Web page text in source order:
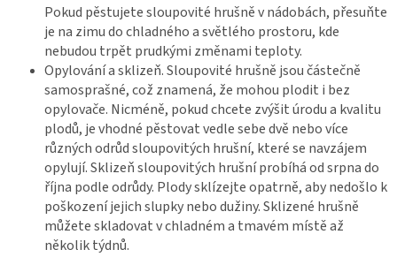
Pokud pěstujete sloupovité hrušně v nádobách, přesuňte
je na zimu do chladného a světlého prostoru, kde
nebudou trpět prudkými změnami teploty.
Opylování a sklizeň. Sloupovité hrušně jsou částečně
samosprašné, což znamená, že mohou plodit i bez
opylovače. Nicméně, pokud chcete zvýšit úrodu a kvalitu
plodů, je vhodné pěstovat vedle sebe dvě nebo více
různých odrůd sloupovitých hrušní, které se navzájem
opylují. Sklizeň sloupovitých hrušní probíhá od srpna do
října podle odrůdy. Plody sklízejte opatrně, aby nedošlo k
poškození jejich slupky nebo dužiny. Sklizené hrušně
můžete skladovat v chladném a tmavém místě až
několik týdnů.